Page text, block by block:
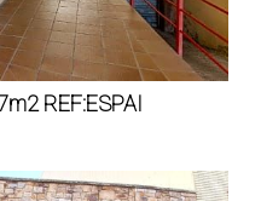
REF:ESPAI